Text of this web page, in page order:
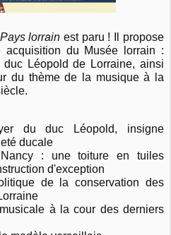
Pays lorrain est paru ! Il propose
du Musée lorrain :
Léopold de Lorraine, ainsi
du thème de la musique à la
du duc Léopold, insigne
ducale
: une toiture en tuiles
d'exception
de la conservation des
à la cour des derniers